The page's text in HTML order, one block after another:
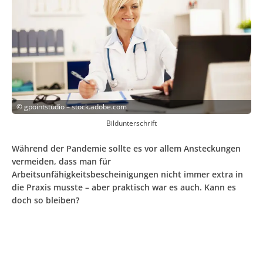
©gpointstudio – stock.adobe.com
Bildunterschrift
Während der Pandemie sollte es vor allem Ansteckungen
vermeiden, dass man für
Arbeitsunfähigkeitsbescheinigungen nicht immer extra in
die Praxis musste – aber praktisch war es auch. Kann es
doch so bleiben?